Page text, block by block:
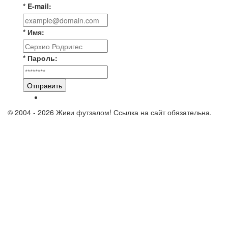
* E-mail:
* Имя:
* Пароль:
Отправить
© 2004 - 2026 Живи футзалом! Ссылка на сайт обязательна.